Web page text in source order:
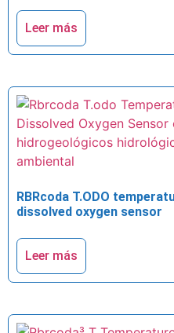
Leer más
RBRcoda T.ODO
dissolved oxygen sensor
Leer más